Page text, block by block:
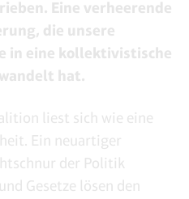
Eine verheerende
die unsere
in eine kollektivistische
hat.
liest sich wie eine
Ein neuartiger
der Politik
Gesetze lösen den